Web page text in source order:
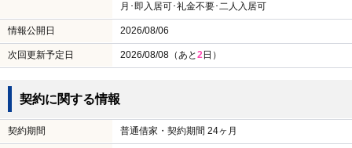
月･即入居可･礼金不要･二人入居可
情報公開日 2026/08/06
次回更新予定日 2026/08/08（あと2日）
契約に関する情報
契約期間 普通借家・契約期間 24ヶ月